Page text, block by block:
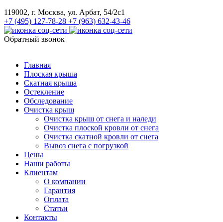
119002, г. Москва, ул. Арбат, 54/2с1
+7 (495) 127-78-28 +7 (963) 632-43-46
Обратный звонок
Главная
Плоская крыша
Скатная крыша
Остекление
Обследование
Очистĸа крыш
Очистка крыш от снега и наледи
Очистка плоской кровли от снега
Очистка скатной кровли от снега
Вывоз снега с погрузкой
Цены
Наши работы
Клиентам
О компании
Гарантия
Оплата
Статьи
Контакты